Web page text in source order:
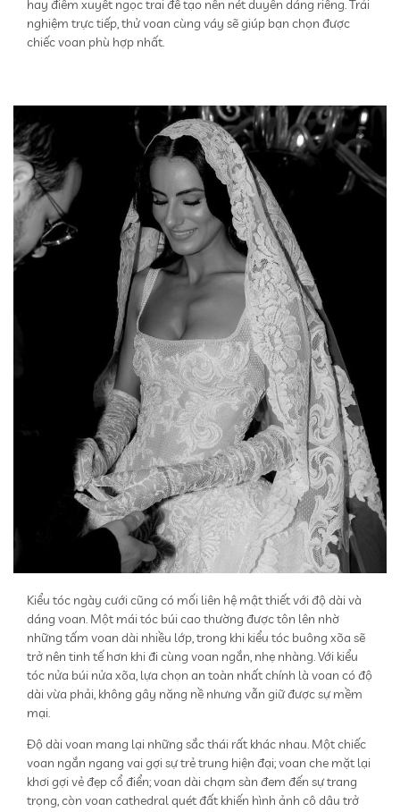
hay điểm xuyết ngọc trai để tạo nên nét duyên dáng riêng. Trải
nghiệm trực tiếp, thử voan cùng váy sẽ giúp bạn chọn được
chiếc voan phù hợp nhất.
Kiểu tóc ngày cưới cũng có mối liên hệ mật thiết với độ dài và
dáng voan. Một mái tóc búi cao thường được tôn lên nhờ
những tấm voan dài nhiều lớp, trong khi kiểu tóc buông xõa sẽ
trở nên tinh tế hơn khi đi cùng voan ngắn, nhẹ nhàng. Với kiểu
tóc nửa búi nửa xõa, lựa chọn an toàn nhất chính là voan có độ
dài vừa phải, không gây nặng nề nhưng vẫn giữ được sự mềm
mại.
Độ dài voan mang lại những sắc thái rất khác nhau. Một chiếc
voan ngắn ngang vai gợi sự trẻ trung hiện đại; voan che mặt lại
khơi gợi vẻ đẹp cổ điển; voan dài chạm sàn đem đến sự trang
trọng, còn voan cathedral quét đất khiến hình ảnh cô dâu trở